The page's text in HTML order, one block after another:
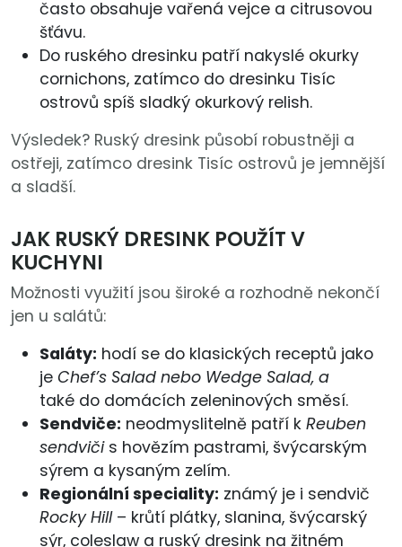
často obsahuje vařená vejce a citrusovou
šťávu.
Do ruského dresinku patří nakyslé okurky
cornichons, zatímco do dresinku Tisíc
ostrovů spíš sladký okurkový relish.
Výsledek? Ruský dresink působí robustněji a
ostřeji, zatímco dresink Tisíc ostrovů je jemnější
a sladší.
JAK RUSKÝ DRESINK POUŽÍT V
KUCHYNI
Možnosti využití jsou široké a rozhodně nekončí
jen u salátů:
Saláty: hodí se do klasických receptů jako
je Chef’s Salad nebo Wedge Salad, a
také do domácích zeleninových směsí.
Sendviče: neodmyslitelně patří k Reuben
sendvičis hovězím pastrami, švýcarským
sýrem a kysaným zelím.
Regionální speciality: známý je i sendvič
Rocky Hill– krůtí plátky, slanina, švýcarský
sýr, coleslaw a ruský dresink na žitném